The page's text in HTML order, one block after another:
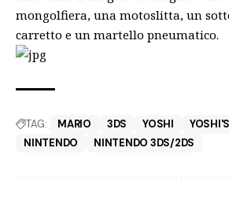
mongolfiera, una motoslitta, un
carretto e un martello pneumatico.
TAG: MARIO 3DS YOSHI
NINTENDO
NINTENDO 3DS/2DS